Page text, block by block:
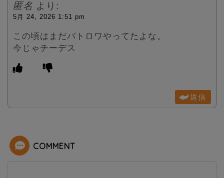
匿名 より:
5月 24, 2026 1:51 pm
この頃はまだバトロワやってたよな。
今じゃチーデス
返信
COMMENT